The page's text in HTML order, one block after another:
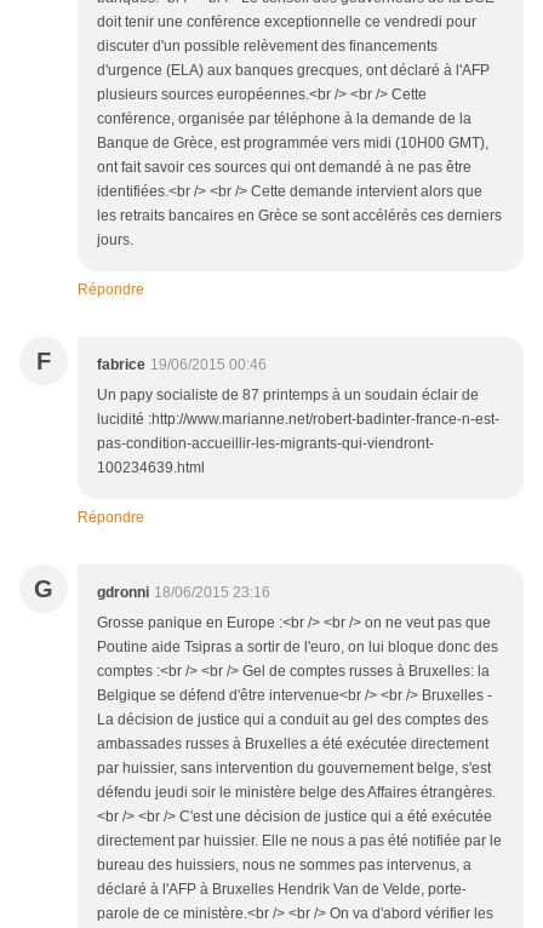
doit tenir une conférence exceptionnelle ce vendredi pour
discuter d'un possible relèvement des financements
d'urgence (ELA) aux banques grecques, ont déclaré à l'AFP
plusieurs sources européennes.<br /> <br /> Cette
conférence, organisée par téléphone à la demande de la
Banque de Grèce, est programmée vers midi (10H00 GMT),
ont fait savoir ces sources qui ont demandé à ne pas être
identifiées.<br /> <br /> Cette demande intervient alors que
les retraits bancaires en Grèce se sont accélérés ces derniers
jours.
Répondre
F fabrice 19/06/2015 00:46
Un papy socialiste de 87 printemps à un soudain éclair de
lucidité :http://www.marianne.net/robert-badinter-france-n-est-
pas-condition-accueillir-les-migrants-qui-viendront-
100234639.html
Répondre
G gdronni 18/06/2015 23:16
Grosse panique en Europe :<br /> <br /> on ne veut pas que
Poutine aide Tsipras a sortir de l'euro, on lui bloque donc des
comptes :<br /> <br /> Gel de comptes russes à Bruxelles: la
Belgique se défend d'être intervenue<br /> <br /> Bruxelles -
La décision de justice qui a conduit au gel des comptes des
ambassades russes à Bruxelles a été exécutée directement
par huissier, sans intervention du gouvernement belge, s'est
défendu jeudi soir le ministère belge des Affaires étrangères.
<br /> <br /> C'est une décision de justice qui a été exécutée
directement par huissier. Elle ne nous a pas été notifiée par le
bureau des huissiers, nous ne sommes pas intervenus, a
déclaré à l'AFP à Bruxelles Hendrik Van de Velde, porte-
parole de ce ministère.<br /> <br /> On va d'abord vérifier les